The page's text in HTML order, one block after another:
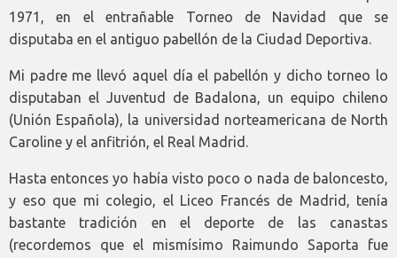
1971, en el entrañable Torneo de Navidad que se
disputaba en el antiguo pabellón de la Ciudad Deportiva.
Mi padre me llevó aquel día el pabellón y dicho torneo lo
disputaban el Juventud de Badalona, un equipo chileno
(Unión Española), la universidad norteamericana de North
Caroline y el anfitrión, el Real Madrid.
Hasta entonces yo había visto poco o nada de baloncesto,
y eso que mi colegio, el Liceo Francés de Madrid, tenía
bastante tradición en el deporte de las canastas
(recordemos que el mismísimo Raimundo Saporta fue